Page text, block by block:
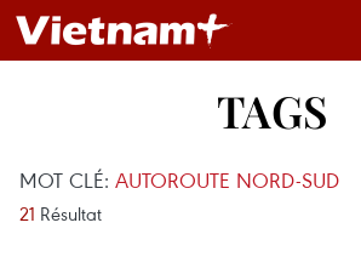
TAGS
MOT CLÉ: AUTOROUTE NORD-SUD
21 Résultat